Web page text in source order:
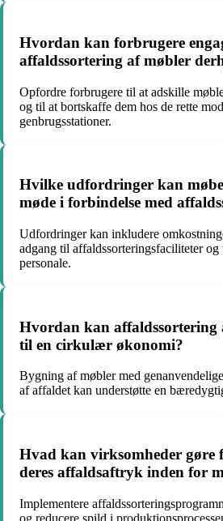
Hvordan kan forbrugere
affaldssortering af møbler
Opfordre forbrugere til at adskille
og til at bortskaffe dem hos de rette
genbrugsstationer.
Hvilke udfordringer kan
møde i forbindelse med
Udfordringer kan inkludere
adgang til affaldssorteringsfaciliteter og
personale.
Hvordan kan affaldssortering
til en cirkulær økonomi?
Bygning af møbler med
af affaldet kan understøtte en
Hvad kan virksomheder gøre
deres affaldsaftryk inden for
Implementere
og reducere spild i